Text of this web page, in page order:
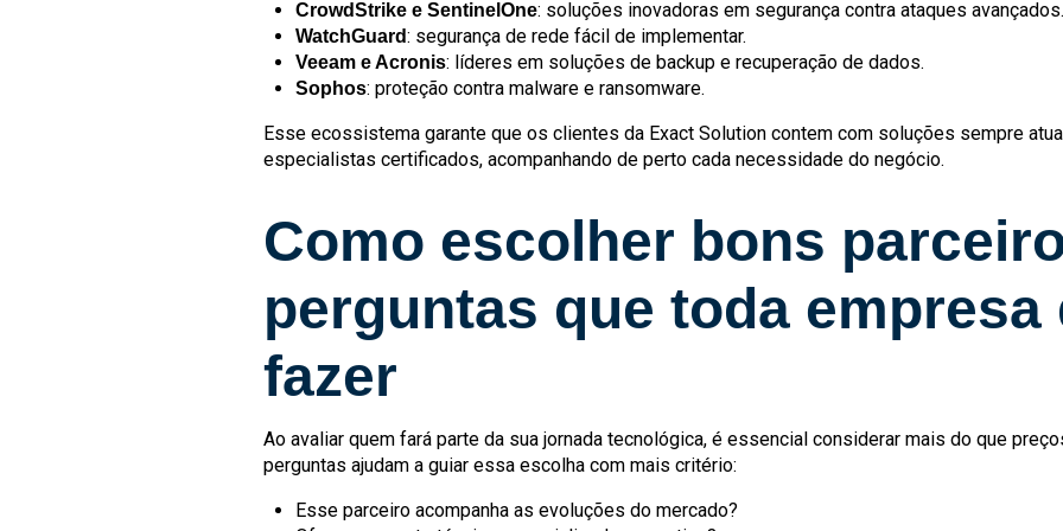
CrowdStrike e SentinelOne: soluções inovadoras em segurança contra ataques
WatchGuard: segurança de rede fácil de implementar.
Veeam e Acronis: líderes em soluções de backup e recuperação de dados.
Sophos: proteção contra malware e ransomware.
Esse ecossistema garante que os clientes da Exact Solution contem com soluções sempre
especialistas certificados, acompanhando de perto cada necessidade do negócio.
Como escolher bons
perguntas que toda empresa
fazer
Ao avaliar quem fará parte da sua jornada tecnológica, é essencial considerar mais do que
perguntas ajudam a guiar essa escolha com mais critério:
Esse parceiro acompanha as evoluções do mercado?